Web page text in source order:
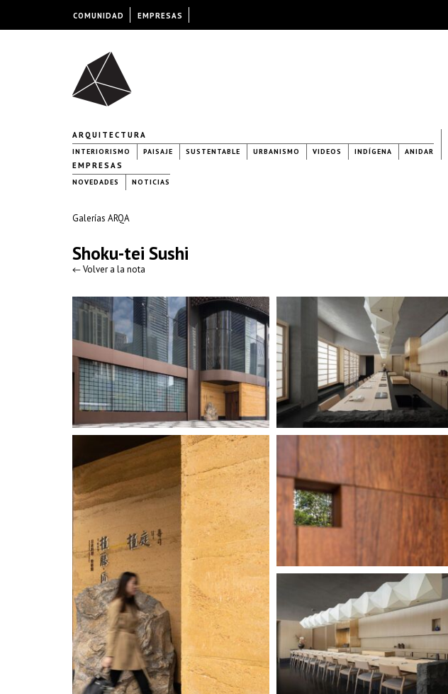
ARQUITECTURA
INTERIORISMO PAISAJE SUSTENTABLE URBANISMO VIDEOS INDÍGENA ANIDAR
EMPRESAS
NOVEDADES NOTICIAS
Galerías ARQA
Shoku-tei Sushi
← Volver a la nota
COMUNIDAD EMPRESAS